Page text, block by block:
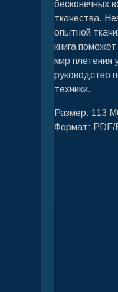
бесконечных
ткачества.
опытной
книга
мир плетения
руководство
техники.
Размер: 113
Формат: PDF/